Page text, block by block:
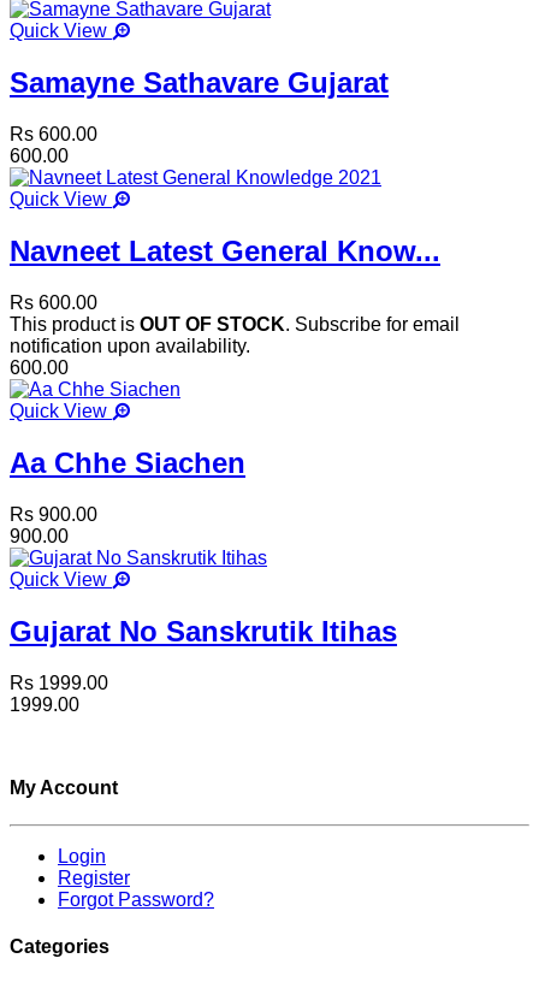
Quick View
Samayne Sathavare Gujarat
Rs 600.00
600.00
Quick View
Navneet Latest General Know...
Rs 600.00
This product is OUT OF STOCK. Subscribe for email
notification upon availability.
600.00
Quick View
Aa Chhe Siachen
Rs 900.00
900.00
Quick View
Gujarat No Sanskrutik Itihas
Rs 1999.00
1999.00
My Account
Login
Register
Forgot Password?
Categories